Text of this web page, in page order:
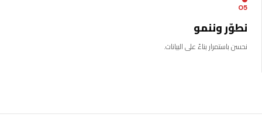
05
نطوّر وننمو
نحسن باستمرار بناءً على البيانات.